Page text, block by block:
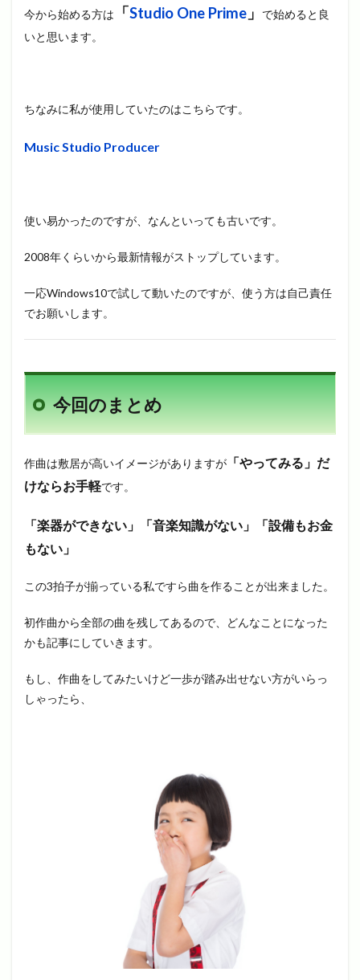
今から始める方は 「Studio One Prime 」
で始めると良
いと思います。
ちなみに私が使用していたのはこちらです。
Music Studio Producer
使い易かったのですが、なんといっても古いです。
2008年くらいから最新情報がストップしています。
一応Windows10で試して動いたのですが、使う方は自己責任
でお願いします。
今回のまとめ
作曲は敷居が高いイメージがありますが 「やってみる」だ
けならお手軽です。
「楽器ができない」「音楽知識がない」「設備もお金
もない」
この3拍子が揃っている私ですら曲を作ることが出来ました。
初作曲から全部の曲を残してあるので、どんなことになった
かも記事にしていきます。
もし、作曲をしてみたいけど一歩が踏み出せない方がいらっ
しゃったら、